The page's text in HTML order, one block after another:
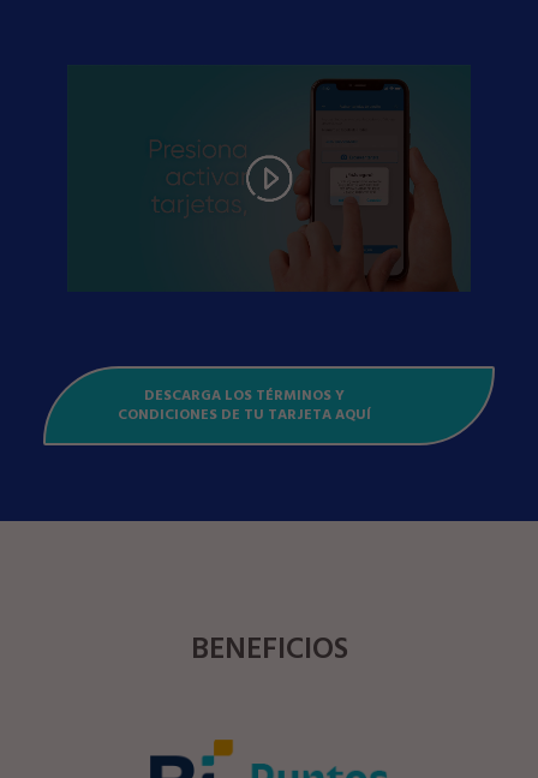
DESCARGA LOS TÉRMINOS Y
CONDICIONES DE TU TARJETA AQUÍ
BENEFICIOS